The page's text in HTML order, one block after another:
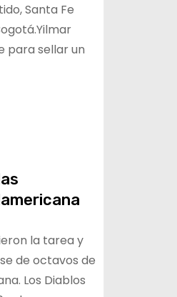
Santa Fe
para sellar un
la tarea y
de octavos de
Los Diablos